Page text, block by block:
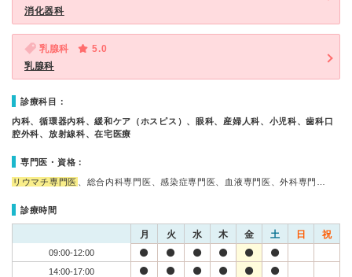
消化器科
乳腺科
5.0
乳腺科
診療科目：
内科、循環器内科、緩和ケア（ホスピス）、眼科、産婦人科、小児科、歯科口
腔外科、放射線科、在宅医療
専門医・資格：
リウマチ専門医 、総合内科専門医、感染症専門医、血液専門医、外科専門…
診療時間
月 火 水 木 金 土 日 祝
09:00-12:00
14:00-17:00